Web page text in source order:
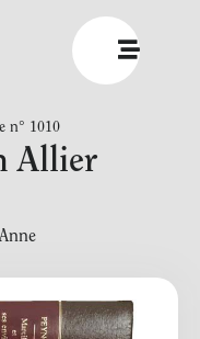
n° 1010
Allier